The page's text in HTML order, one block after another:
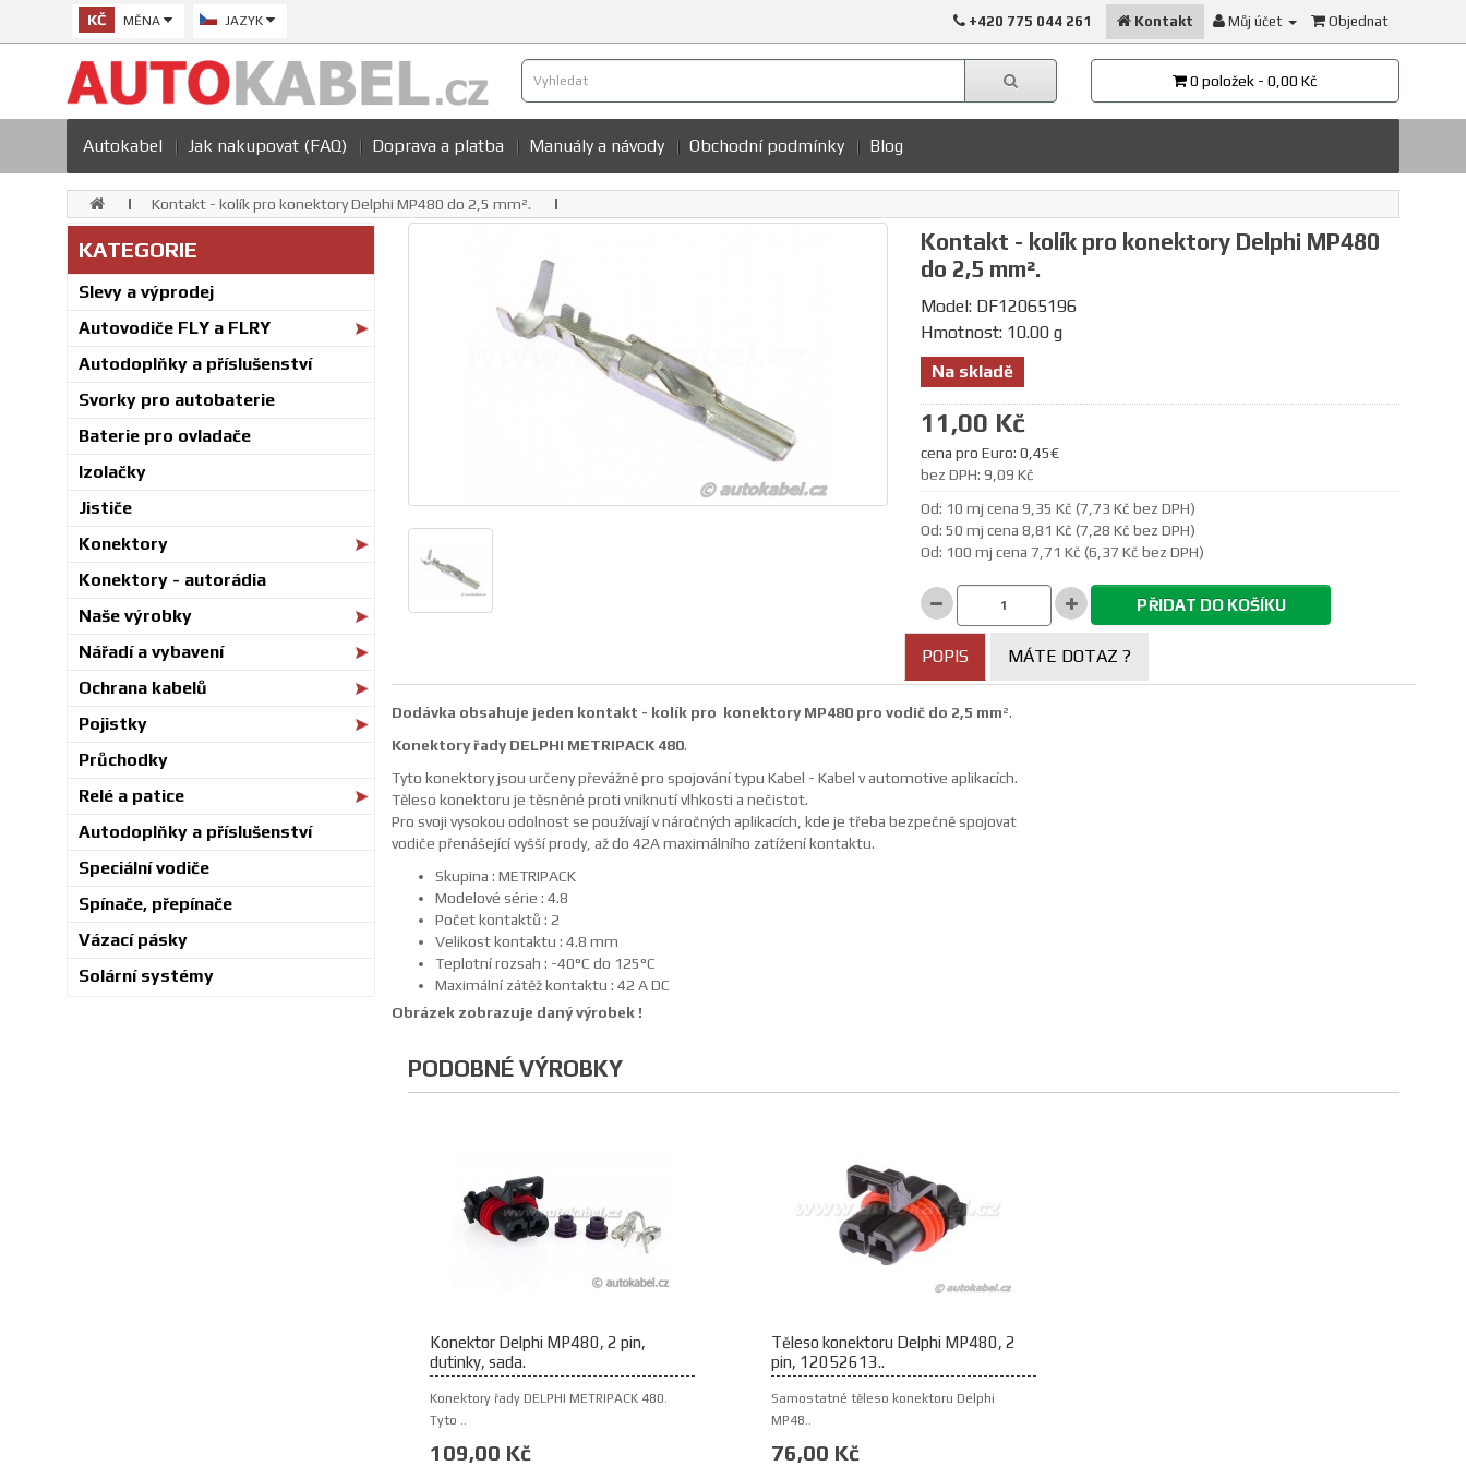
KČ MĚNA JAZYK +420 775 044 261 Kontakt Můj účet Objednat
0 položek - 0,00 Kč
Autokabel Jak nakupovat (FAQ) Doprava a platba Manuály a návody Obchodní podmínky Blog
Kontakt - kolík pro konektory Delphi MP480 do 2,5 mm².
KATEGORIE
Slevy a výprodej
Autovodiče FLY a FLRY
Autodoplňky a příslušenství
Svorky pro autobaterie
Baterie pro ovladače
Izolačky
Jističe
Konektory
Konektory - autorádia
Naše výrobky
Nářadí a vybavení
Ochrana kabelů
Pojistky
Průchodky
Relé a patice
Autodoplňky a příslušenství
Speciální vodiče
Spínače, přepínače
Vázací pásky
Solární systémy
Kontakt - kolík pro konektory Delphi MP480
do 2,5 mm².
Model: DF12065196
Hmotnost: 10.00 g
Na skladě
11,00 Kč
cena pro Euro: 0,45€
bez DPH: 9,09 Kč
Od: 10 mj cena 9,35 Kč (7,73 Kč bez DPH)
Od: 50 mj cena 8,81 Kč (7,28 Kč bez DPH)
Od: 100 mj cena 7,71 Kč (6,37 Kč bez DPH)
PŘIDAT DO KOŠÍKU
POPIS MÁTE DOTAZ ?
Dodávka obsahuje jeden kontakt - kolík pro konektory MP480 pro vodič do 2,5 mm².
Konektory řady DELPHI METRIPACK 480.
Tyto konektory jsou určeny převážně pro spojování typu Kabel - Kabel v automotive aplikacích.
Těleso konektoru je těsněné proti vniknutí vlhkosti a nečistot.
Pro svoji vysokou odolnost se používají v náročných aplikacích, kde je třeba bezpečně spojovat
vodiče přenášející vyšší prody, až do 42A maximálního zatížení kontaktu.
Skupina : METRIPACK
Modelové série : 4.8
Počet kontaktů : 2
Velikost kontaktu : 4.8 mm
Teplotní rozsah : -40°C do 125°C
Maximální zátěž kontaktu : 42 A DC
Obrázek zobrazuje daný výrobek !
PODOBNÉ VÝROBKY
Konektor Delphi MP480, 2 pin,
dutinky, sada.
Konektory řady DELPHI METRIPACK 480.
Tyto ..
109,00 Kč
Těleso konektoru Delphi MP480, 2
pin, 12052613..
Samostatné těleso konektoru Delphi
MP48..
76,00 Kč